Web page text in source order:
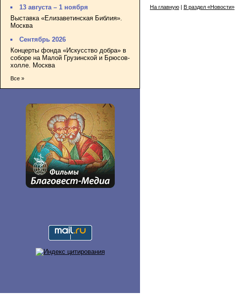
13 августа – 1 ноября
Выставка «Елизаветинская Библия».
Москва
Сентябрь 2026
Концерты фонда «Искусство добра» в
соборе на Малой Грузинской и Брюсов-
холле. Москва
Все »
На главную | В раздел «Новости»